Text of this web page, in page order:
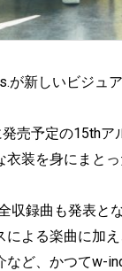
新しいビジュア
売予定の15th
装を身にまとっ
収録曲も発表と
よる楽曲に加
ど、かつてw-